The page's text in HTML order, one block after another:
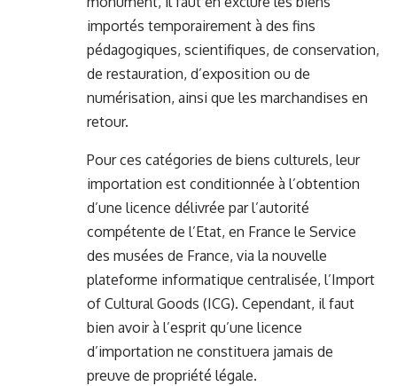
importés temporairement à des fins
pédagogiques, scientifiques, de conservation,
de restauration, d’exposition ou de
numérisation, ainsi que les marchandises en
retour.
Pour ces catégories de biens culturels, leur
importation est conditionnée à l’obtention
d’une licence délivrée par l’autorité
compétente de l’Etat, en France le Service
des musées de France, via la nouvelle
plateforme informatique centralisée, l’Import
of Cultural Goods (ICG). Cependant, il faut
bien avoir à l’esprit qu’une licence
d’importation ne constituera jamais de
preuve de propriété légale.